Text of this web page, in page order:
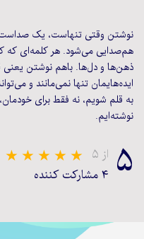
نوشتن وقتی تنهاست، یک
هم‌صدایی می‌شود. هر کلمه‌ای که
ذهن‌ها و دل‌ها. باهم نوشتن
ایده‌هایمان تنها نمی‌مانند و
به قلم شویم، نه فقط برای
نوشته‌ایم.
۵ از ۵
۴ مشارکت کننده